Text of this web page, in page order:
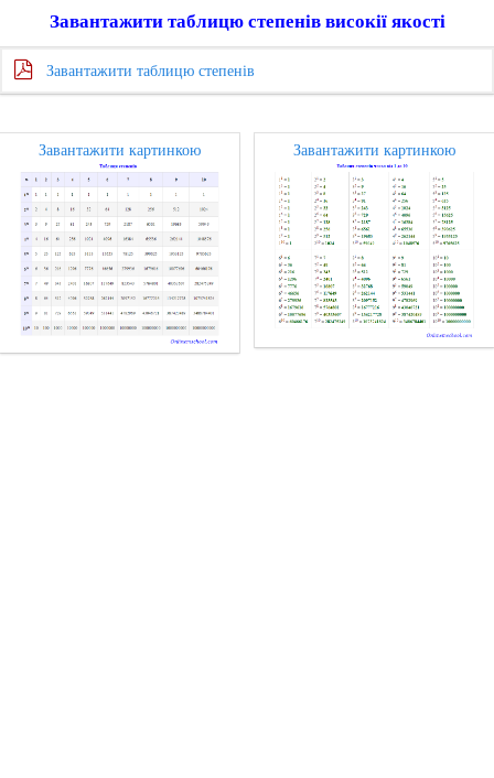
Завантажити таблицю степенів високії якості
Завантажити таблицю степенів
Завантажити картинкою Завантажити картинкою